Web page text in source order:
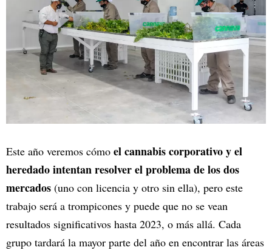
Este año veremos cómo el cannabis corporativo y el
heredado intentan resolver el problema de los dos
mercados (uno con licencia y otro sin ella), pero este
trabajo será a trompicones y puede que no se vean
resultados significativos hasta 2023, o más allá. Cada
grupo tardará la mayor parte del año en encontrar las áreas